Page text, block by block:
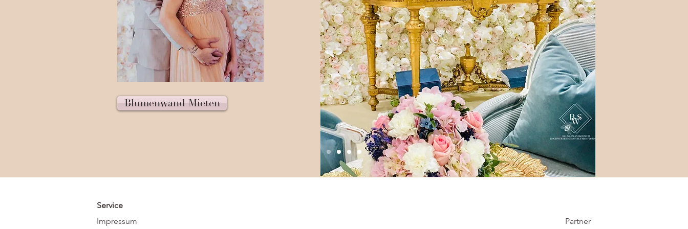
Blumenwand Mieten
Service
Impressum
Partner